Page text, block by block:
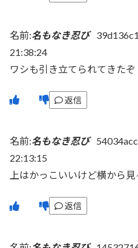
名前:名もなき忍び
21:38:24
ワシも引き立てられてきたぞ
返信
名前:名もなき忍び
22:13:15
上はかっこいいけど横から
返信